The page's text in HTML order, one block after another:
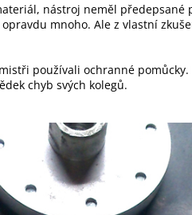
nástroj neměl
mnoho. Ale z vlastní
používali ochranné
chyb svých kolegů.